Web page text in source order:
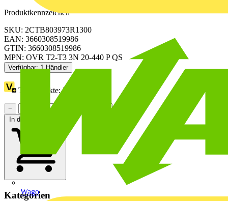
Wago
Produktkennzeichen
SKU: 2CTB803973R1300
EAN: 3660308519986
GTIN: 3660308519986
MPN: OVR T2-T3 3N 20-440 P QS
Verfügbar: 1 Händler
Treuepunkte:7
−
In den Warenkorb
Kategorien